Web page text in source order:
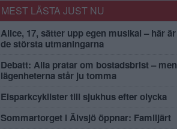
MEST LÄSTA JUST NU
Alice, 17, sätter upp egen musikal – här är
de största utmaningarna
Debatt: Alla pratar om bostadsbrist – men
lägenheterna står ju tomma
Elsparkcyklister till sjukhus efter olycka
Sommartorget i Älvsjö öppnar: Familjärt